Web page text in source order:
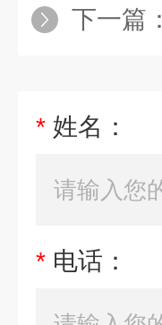
下一篇：
* 姓名：
* 电话：